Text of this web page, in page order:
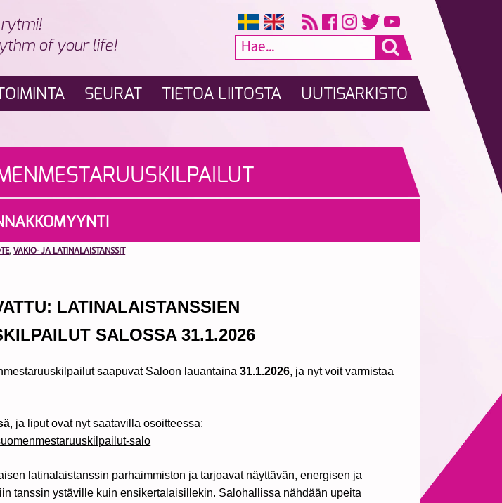
rytmi!
of your life!
TOIMINTA SEURAT TIETOA LIITOSTA UUTISARKISTO
,VAKIO- JA LATINALAISTANSSIT
LATINALAISTANSSIEN
SALOSSA 31.1.2026
saapuvat Saloon lauantaina31.1.2026, ja nyt voit varmistaa
, ja liput ovat nyt saatavilla osoitteessa:
salo
latinalaistanssin parhaimmiston ja tarjoavat näyttävän, energisen ja
tanssin ystäville kuin ensikertalaisillekin. Salohallissa nähdään upeita